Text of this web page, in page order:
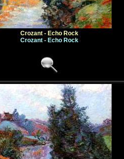
Crozant - Echo Rock
Crozant - Echo Rock